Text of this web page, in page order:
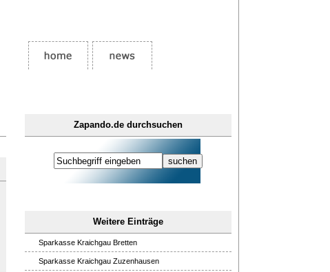
Zapando.de durchsuchen
Weitere Einträge
Sparkasse Kraichgau Bretten
Sparkasse Kraichgau Zuzenhausen